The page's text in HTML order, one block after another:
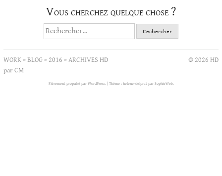
Vous cherchez quelque chose ?
Rechercher :
WORK>BLOG> 2016 >ARCHIVES HD
par CM
© 2026 HD
Fièrement propulsé par WordPress. Thème : helene-delprat par SophieWeb.